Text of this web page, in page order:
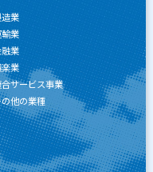
業
業
業
業
合サービス事業
他の業種